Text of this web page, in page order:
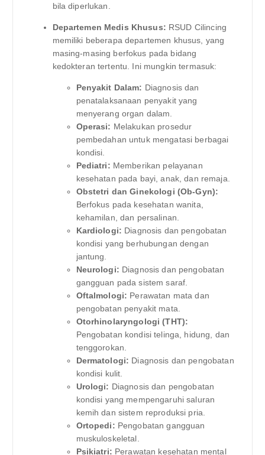
bila diperlukan.
Departemen Medis Khusus: RSUD Cilincing
memiliki beberapa departemen khusus, yang
masing-masing berfokus pada bidang
kedokteran tertentu. Ini mungkin termasuk:
Penyakit Dalam: Diagnosis dan
penatalaksanaan penyakit yang
menyerang organ dalam.
Operasi: Melakukan prosedur
pembedahan untuk mengatasi berbagai
kondisi.
Pediatri: Memberikan pelayanan
kesehatan pada bayi, anak, dan remaja.
Obstetri dan Ginekologi (Ob-Gyn):
Berfokus pada kesehatan wanita,
kehamilan, dan persalinan.
Kardiologi: Diagnosis dan pengobatan
kondisi yang berhubungan dengan
jantung.
Neurologi: Diagnosis dan pengobatan
gangguan pada sistem saraf.
Oftalmologi: Perawatan mata dan
pengobatan penyakit mata.
Otorhinolaryngologi (THT):
Pengobatan kondisi telinga, hidung, dan
tenggorokan.
Dermatologi: Diagnosis dan pengobatan
kondisi kulit.
Urologi: Diagnosis dan pengobatan
kondisi yang mempengaruhi saluran
kemih dan sistem reproduksi pria.
Ortopedi: Pengobatan gangguan
muskuloskeletal.
Psikiatri: Perawatan kesehatan mental